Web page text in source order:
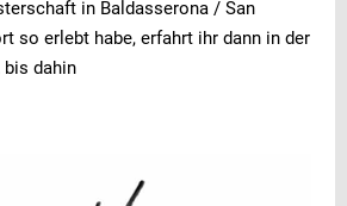
in Baldasserona / San
so erlebt habe, erfahrt ihr dann in der
bis dahin